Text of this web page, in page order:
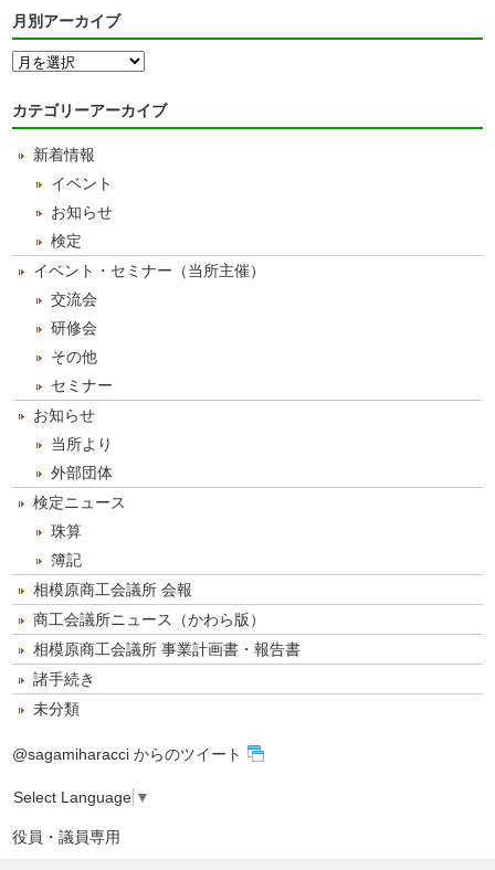
月別アーカイブ
月
ー
イ
カテゴリーアーカイブ
新着情報
イベント
お知らせ
検定
イベント・セミナー（当所主催）
交流会
研修会
その他
セミナー
お知らせ
当所より
外部団体
検定ニュース
珠算
簿記
相模原商工会議所 会報
商工会議所ニュース（かわら版）
相模原商工会議所 事業計画書・報告書
諸手続き
未分類
@sagamiharacci からのツイート
Select Language ▼
役員・議員専用